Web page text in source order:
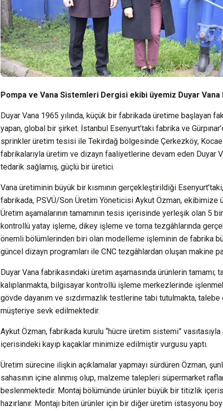
Pompa ve Vana Sistemleri Dergisi ekibi üyemiz Duyar
Duyar Vana 1965 yılında, küçük bir fabrikada üretime başlayan
yapan, global bir şirket. İstanbul Esenyurt’taki fabrika ve
sprinkler üretim tesisi ile Tekirdağ bölgesinde Çerkezköy,
fabrikalarıyla üretim ve dizayn faaliyetlerine devam eden Duyar
tedarik sağlamış, güçlü bir üretici.
Vana üretiminin büyük bir kısmının gerçekleştirildiği
fabrikada, PSVÜ/Son Üretim Yöneticisi Aykut Özman, ekibimize
Üretim aşamalarının tamamının tesis içerisinde yerleşik olan 5
kontrollü yatay işleme, dikey işleme ve torna tezgâhlarında
önemli bölümlerinden biri olan modelleme işleminin de fabrika
güncel dizayn programları ile CNC tezgâhlardan oluşan makine
Duyar Vana fabrikasındaki üretim aşamasında ürünlerin
kalıplanmakta, bilgisayar kontrollü işleme merkezlerinde
gövde dayanım ve sızdırmazlık testlerine tabi tutulmakta,
müşteriye sevk edilmektedir.
Aykut Özman, fabrikada kurulu “hücre üretim sistemi” vasıtasıyla
içerisindeki kayıp kaçaklar minimize edilmiştir vurgusu yaptı.
Üretim sürecine ilişkin açıklamalar yapmayı sürdüren Özman,
sahasının içine alınmış olup, malzeme talepleri süpermarket
beslenmektedir. Montaj bölümünde ürünler büyük bir titizlik
hazırlanır. Montajı biten ürünler için bir diğer üretim istasyonu